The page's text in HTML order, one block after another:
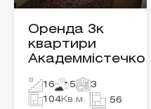
Оренда 3к
квартири
Академмістечко
16 5
3
104Кв.м. 56